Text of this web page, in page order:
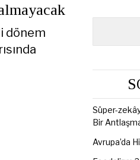
dönem
Süper-
Bir
Avrupa’da